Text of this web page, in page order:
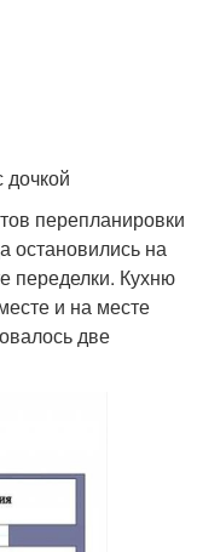
перепланировки
остановились на
переделки. Кухню
и на месте
две